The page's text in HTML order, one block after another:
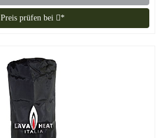
Preis prüfen bei *